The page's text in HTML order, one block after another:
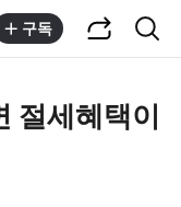
구독
절세혜택이